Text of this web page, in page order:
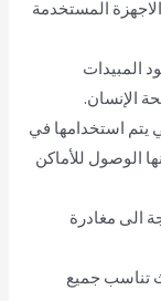
المستخدمة
المبيدات
الإنسان.
يتم استخدامها في
الوصول للأماكن
الى مغادرة
تناسب جميع